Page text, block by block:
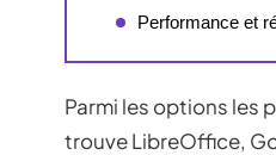
Performance et
Parmi les options les
trouve LibreOffice,